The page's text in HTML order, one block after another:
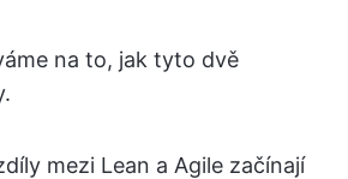
na to, jak tyto dvě
mezi Lean a Agile začínají